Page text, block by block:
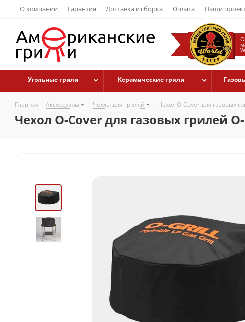
О компании Гарантия Доставка и сборка Оплата Наши
Угольные грили Керамические грили
Главная - Аксессуары - Чехлы для грилей - Чехол O-Cover для газовых
Чехол O-Cover для газовых грилей